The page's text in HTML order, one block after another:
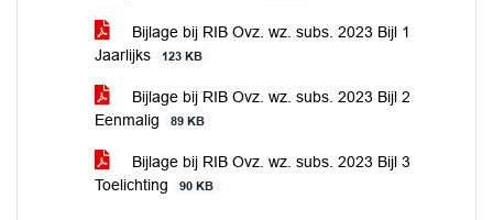
Bijlage bij RIB Ovz. wz. subs. 2023 Bijl 1
Jaarlijks
123 KB
Bijlage bij RIB Ovz. wz. subs. 2023 Bijl 2
Eenmalig
89 KB
Bijlage bij RIB Ovz. wz. subs. 2023 Bijl 3
Toelichting
90 KB